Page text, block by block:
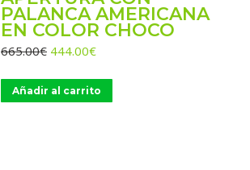
PALANCA AMERICANA
EN COLOR CHOCO
665.00€ El
original
era:
444.00€El
actual
es:
Añadir al carrito